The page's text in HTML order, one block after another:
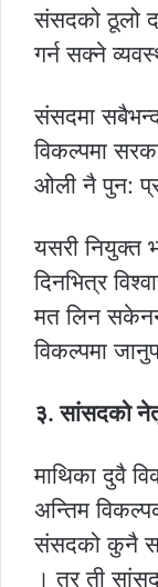
संसदको ठूलो
गर्न सक्ने
संसदमा
विकल्पमा
ओली नै पुन:
यसरी नियुक्त
दिनभित्र
मत लिन
विकल्पमा
३. सांसदको
माथिका दुवै
अन्तिम
संसदको कुनै
। तर ती